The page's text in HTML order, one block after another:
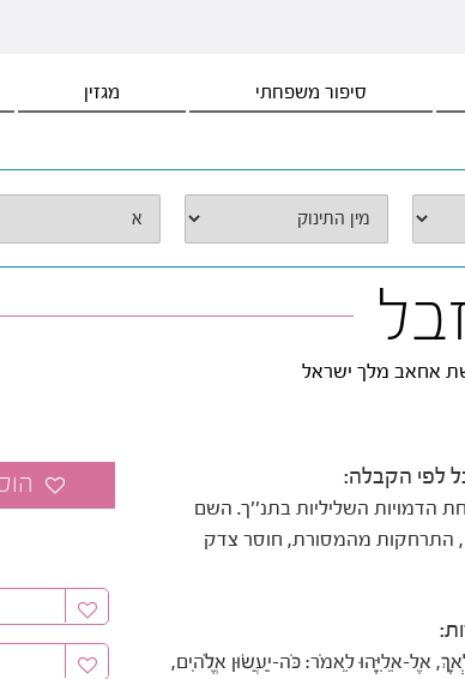
סיפור משפחתי מגזין
אחאב מלך ישראל
לפי הקבלה:
הדמויות השליליות בתנ''ך. השם
התרחקות מהמסורת, חוסר צדק
אֶל-אֵלִיָּהוּ לֵאמֹר: כֹּה-יַעֲשׂוּן אֱלֹהִים,